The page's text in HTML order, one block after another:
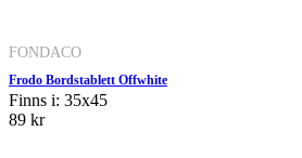
FONDACO
Frodo Bordstablett Offwhite
Finns i: 35x45
89 kr